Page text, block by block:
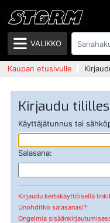
VALIKKO
Kaupan etusivulle
Kirjaudu
Käyttäjätunnus tai
Salasana:
Kirjaudu kertakäyttöisellä
Unohditko salasanasi?
Ongelmia